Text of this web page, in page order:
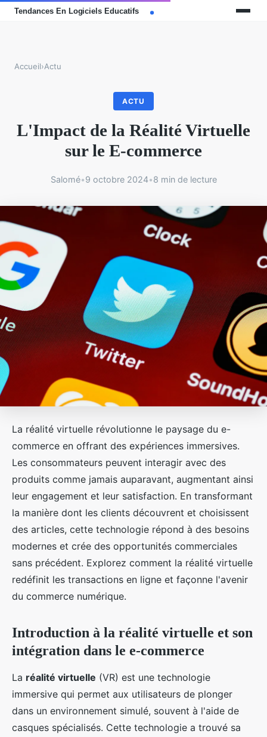
Accueil›Actu
ACTU
L'Impact de la Réalité Virtuelle
sur le E-commerce
Salomé•9 octobre 2024•8 min de lecture
La réalité virtuelle révolutionne le paysage du e-
commerce en offrant des expériences immersives.
Les consommateurs peuvent interagir avec des
produits comme jamais auparavant, augmentant ainsi
leur engagement et leur satisfaction. En transformant
la manière dont les clients découvrent et choisissent
des articles, cette technologie répond à des besoins
modernes et crée des opportunités commerciales
sans précédent. Explorez comment la réalité virtuelle
redéfinit les transactions en ligne et façonne l'avenir
du commerce numérique.
Introduction à la réalité virtuelle et son
intégration dans le e-commerce
La réalité virtuelle (VR) est une technologie
immersive qui permet aux utilisateurs de plonger
dans un environnement simulé, souvent à l'aide de
casques spécialisés. Cette technologie a trouvé sa